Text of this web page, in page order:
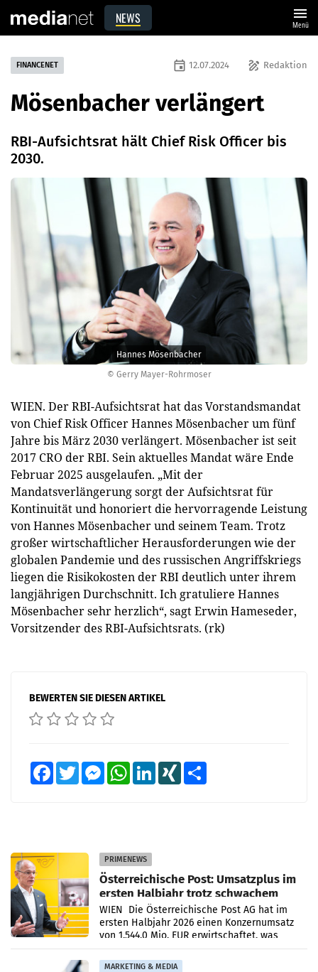
NEWS menu
Menü
© Gerry Mayer-Rohrmoser
Hannes Mösenbacher
FINANCENET draw Redaktion
event 12.07.2024
Mösenbacher verlängert
RBI-Aufsichtsrat hält Chief Risk Officer bis
2030.
WIEN. Der RBI-Aufsichtsrat hat das Vorstandsmandat
von Chief Risk Officer Hannes Mösenbacher um fünf
Jahre bis März 2030 verlängert. Mösenbacher ist seit
2017 CRO der RBI. Sein aktuelles Mandat wäre Ende
Februar 2025 ausgelaufen. „Mit der
Mandatsverlängerung sorgt der Aufsichtsrat für
Kontinuität und honoriert die hervorragende Leistung
von Hannes Mösenbacher und seinem Team. Trotz
großer wirtschaftlicher Herausforderungen wie der
globalen Pandemie und des russischen Angriffskriegs
liegen die Risikokosten der RBI deutlich unter ihrem
langjährigen Durchschnitt. Ich gratuliere Hannes
Mösenbacher sehr herzlich“, sagt Erwin Hames­eder,
Vorsitzender des RBI-Auf­sichtsrats. (rk)
BEWERTEN SIE DIESEN ARTIKEL
FacebookTwitter MessengerWhatsAppLinkedInXING
PRIMENEWS
Österreichische Post: Umsatzplus im
ersten Halbjahr trotz schwachem
Briefgeschäft
WIEN Die Österreichische Post AG hat im
ersten Halbjahr 2026 einen Konzernumsatz
von 1.544,0 Mio. EUR erwirtschaftet, was
einem Plus von 3,8 Prozent gegenüber dem
Vergleichszeitraum
MARKETING & MEDIA